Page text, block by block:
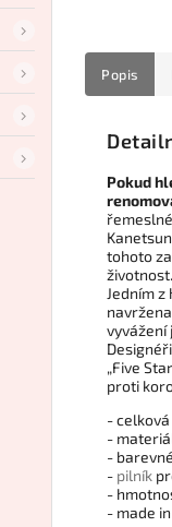
Popis
Pokud
tohoto
životnost.
Jedním
vyvážení
„Five
proti
-
-
-
- pilník
-
- made